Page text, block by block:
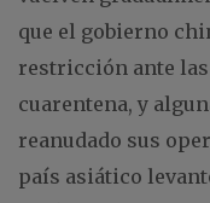
que el gobierno
restricción ante
cuarentena, y
reanudado sus
país asiático